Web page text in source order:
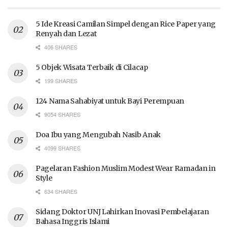
5 Ide Kreasi Camilan Simpel dengan Rice Paper yang
Renyah dan Lezat
406 SHARES
5 Objek Wisata Terbaik di Cilacap
199 SHARES
124 Nama Sahabiyat untuk Bayi Perempuan
9054 SHARES
Doa Ibu yang Mengubah Nasib Anak
4099 SHARES
Pagelaran Fashion Muslim Modest Wear Ramadan in
Style
634 SHARES
Sidang Doktor UNJ Lahirkan Inovasi Pembelajaran
Bahasa Inggris Islami